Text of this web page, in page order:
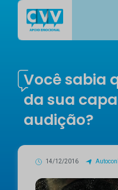
Você sabia
da sua
audição?
14/12/2016